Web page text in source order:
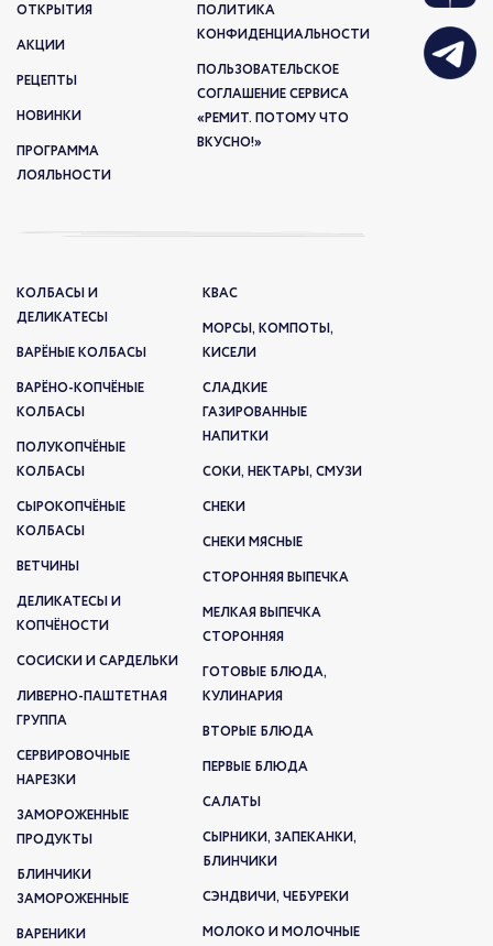
ОТКРЫТИЯ
АКЦИИ
РЕЦЕПТЫ
НОВИНКИ
ПРОГРАММА
ЛОЯЛЬНОСТИ
ПОЛИТИКА
КОНФИДЕНЦИАЛЬНОСТИ
ПОЛЬЗОВАТЕЛЬСКОЕ
СОГЛАШЕНИЕ СЕРВИСА
«РЕМИТ. ПОТОМУ ЧТО
ВКУСНО!»
КОЛБАСЫ И
ДЕЛИКАТЕСЫ
ВАРЁНЫЕ КОЛБАСЫ
ВАРЁНО-КОПЧЁНЫЕ
КОЛБАСЫ
ПОЛУКОПЧЁНЫЕ
КОЛБАСЫ
СЫРОКОПЧЁНЫЕ
КОЛБАСЫ
ВЕТЧИНЫ
ДЕЛИКАТЕСЫ И
КОПЧЁНОСТИ
СОСИСКИ И САРДЕЛЬКИ
ЛИВЕРНО-ПАШТЕТНАЯ
ГРУППА
СЕРВИРОВОЧНЫЕ
НАРЕЗКИ
ЗАМОРОЖЕННЫЕ
ПРОДУКТЫ
БЛИНЧИКИ
ЗАМОРОЖЕННЫЕ
ВАРЕНИКИ
КВАС
МОРСЫ, КОМПОТЫ,
КИСЕЛИ
СЛАДКИЕ
ГАЗИРОВАННЫЕ
НАПИТКИ
СОКИ, НЕКТАРЫ, СМУЗИ
СНЕКИ
СНЕКИ МЯСНЫЕ
СТОРОННЯЯ ВЫПЕЧКА
МЕЛКАЯ ВЫПЕЧКА
СТОРОННЯЯ
ГОТОВЫЕ БЛЮДА,
КУЛИНАРИЯ
ВТОРЫЕ БЛЮДА
ПЕРВЫЕ БЛЮДА
САЛАТЫ
СЫРНИКИ, ЗАПЕКАНКИ,
БЛИНЧИКИ
СЭНДВИЧИ, ЧЕБУРЕКИ
МОЛОКО И МОЛОЧНЫЕ